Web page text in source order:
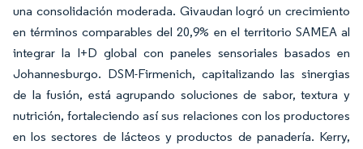
una consolidación moderada. Givaudan logró un crecimiento
en términos comparables del 20,9% en el territorio SAMEA al
integrar la I+D global con paneles sensoriales basados en
Johannesburgo. DSM-Firmenich, capitalizando las sinergias
de la fusión, está agrupando soluciones de sabor, textura y
nutrición, fortaleciendo así sus relaciones con los productores
en los sectores de lácteos y productos de panadería. Kerry,